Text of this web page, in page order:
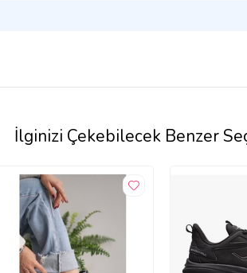
İlginizi Çekebilecek Benzer